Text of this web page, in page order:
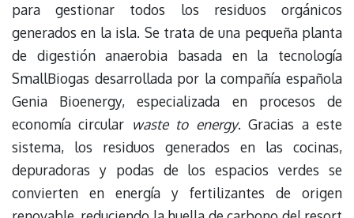
para gestionar todos los residuos orgánicos
generados en la isla. Se trata de una pequeña planta
de digestión anaerobia basada en la tecnología
SmallBiogas desarrollada por la compañía española
Genia Bioenergy, especializada en procesos de
economía circular waste to energy. Gracias a este
sistema, los residuos generados en las cocinas,
depuradoras y podas de los espacios verdes se
convierten en energía y fertilizantes de origen